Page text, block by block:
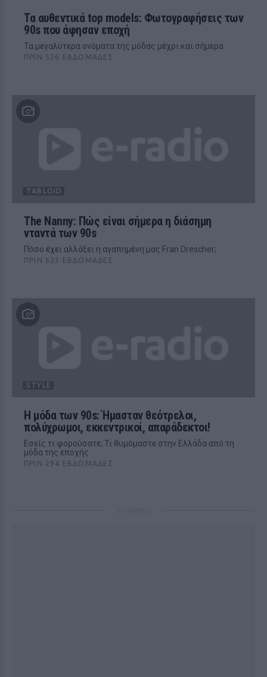
Τα αυθεντικά top models: Φωτογραφήσεις των
90s που άφησαν εποχή
Τα μεγαλύτερα ονόματα της μόδας μέχρι και σήμερα
ΠΡΙΝ 526 ΕΒΔΟΜΆΔΕΣ
TABLOID
The Nanny: Πώς είναι σήμερα η διάσημη
νταντά των 90s
Πόσο έχει αλλάξει η αγαπημένη μας Fran Drescher;
ΠΡΙΝ 625 ΕΒΔΟΜΆΔΕΣ
STYLE
H μόδα των 90s: Ήμασταν θεότρελοι,
πολύχρωμοι, εκκεντρικοί, απαράδεκτοι!
Εσείς τι φορούσατε; Τι θυμόμαστε στην Ελλάδα από τη
μόδα της εποχής
ΠΡΙΝ 294 ΕΒΔΟΜΆΔΕΣ